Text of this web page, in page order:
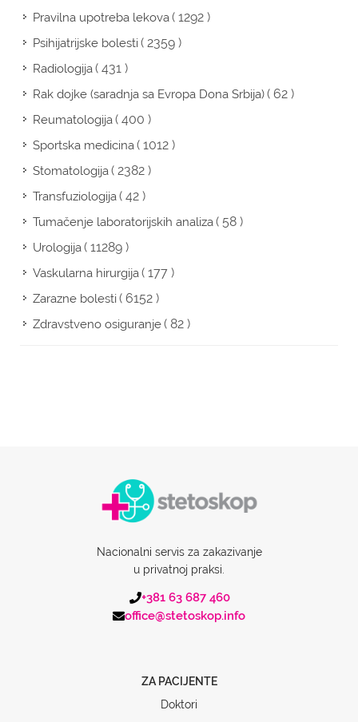
Pravilna upotreba lekova( 1292 )
Psihijatrijske bolesti( 2359 )
Radiologija( 431 )
Rak dojke (saradnja sa Evropa Dona Srbija)( 62 )
Reumatologija( 400 )
Sportska medicina( 1012 )
Stomatologija( 2382 )
Transfuziologija( 42 )
Tumačenje laboratorijskih analiza( 58 )
Urologija( 11289 )
Vaskularna hirurgija( 177 )
Zarazne bolesti( 6152 )
Zdravstveno osiguranje( 82 )
Nacionalni servis za zakazivanje
u privatnoj praksi.
+381 63 687 460
office@stetoskop.info
ZA PACIJENTE
Doktori